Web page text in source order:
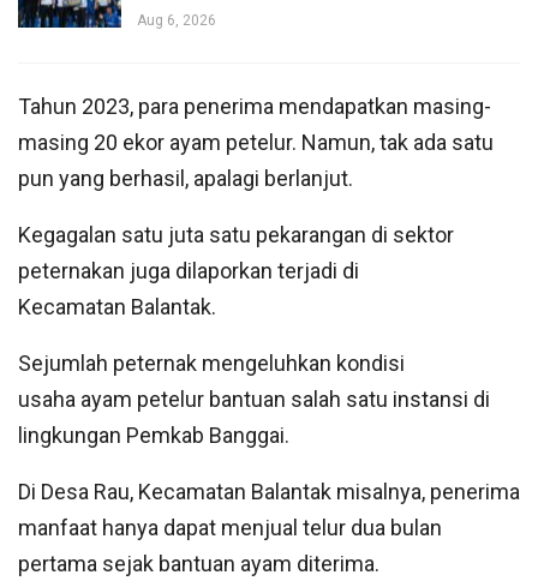
Aug 6, 2026
Tahun 2023, para penerima mendapatkan masing-
masing 20 ekor ayam petelur. Namun, tak ada satu
pun yang berhasil, apalagi berlanjut.
Kegagalan satu juta satu pekarangan di sektor
peternakan juga dilaporkan terjadi di
Kecamatan Balantak.
Sejumlah peternak mengeluhkan kondisi
usaha ayam petelur bantuan salah satu instansi di
lingkungan Pemkab Banggai.
Di Desa Rau, Kecamatan Balantak misalnya, penerima
manfaat hanya dapat menjual telur dua bulan
pertama sejak bantuan ayam diterima.